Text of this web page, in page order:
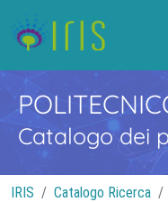
Catalogo dei
IRIS Catalogo Ricerca